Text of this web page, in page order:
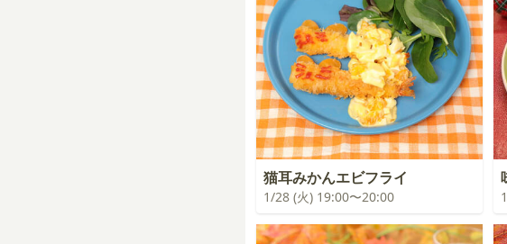
猫耳みかんエビフライ
1/28 (火) 19:00〜20:00